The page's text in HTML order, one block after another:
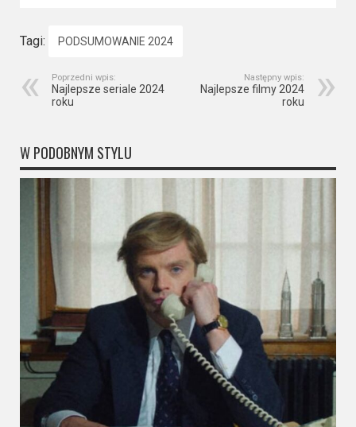
Tagi: PODSUMOWANIE 2024
Poprzedni wpis:
Najlepsze seriale 2024
roku
Następny wpis:
Najlepsze filmy 2024
roku
W PODOBNYM STYLU